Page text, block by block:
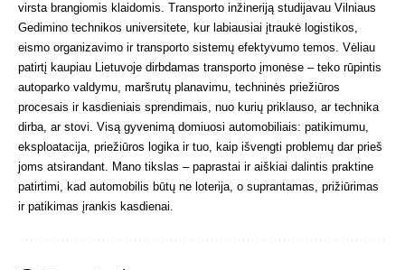
virsta brangiomis klaidomis. Transporto inžineriją studijavau Vilniaus
Gedimino technikos universitete, kur labiausiai įtraukė logistikos,
eismo organizavimo ir transporto sistemų efektyvumo temos. Vėliau
patirtį kaupiau Lietuvoje dirbdamas transporto įmonėse – teko rūpintis
autoparko valdymu, maršrutų planavimu, techninės priežiūros
procesais ir kasdieniais sprendimais, nuo kurių priklauso, ar technika
dirba, ar stovi. Visą gyvenimą domiuosi automobiliais: patikimumu,
eksploatacija, priežiūros logika ir tuo, kaip išvengti problemų dar prieš
joms atsirandant. Mano tikslas – paprastai ir aiškiai dalintis praktine
patirtimi, kad automobilis būtų ne loterija, o suprantamas, prižiūrimas
ir patikimas įrankis kasdienai.